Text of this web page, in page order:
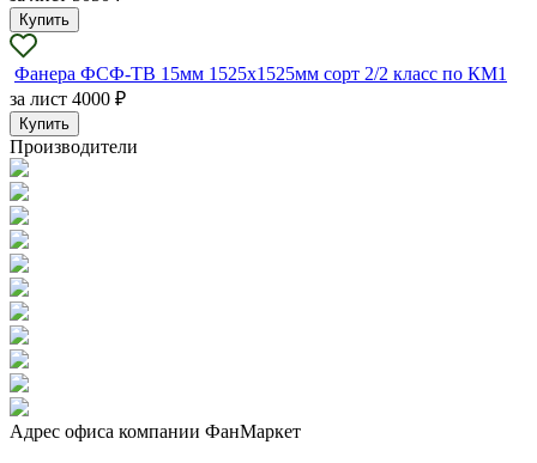
Купить
Фанера ФСФ-ТВ 15мм 1525х1525мм сорт 2/2 класс по КМ1
за лист 4000 ₽
Купить
Производители
Адрес офиса компании ФанМаркет